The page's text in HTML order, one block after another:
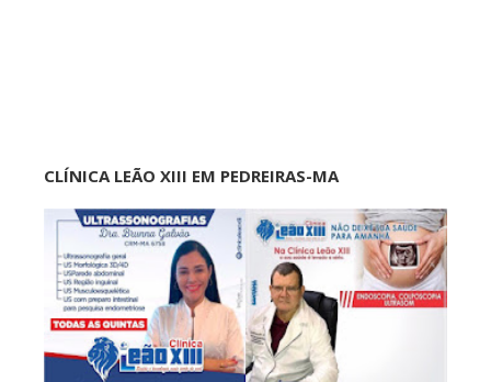
CLÍNICA LEÃO XIII EM PEDREIRAS-MA